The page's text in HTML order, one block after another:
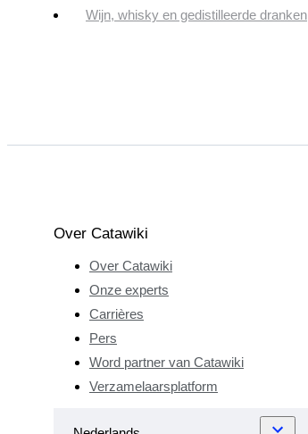
Wijn, whisky en gedistilleerde dranken
Over Catawiki
Over Catawiki
Onze experts
Carrières
Pers
Word partner van Catawiki
Verzamelaarsplatform